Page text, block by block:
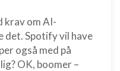
krav om AI-
det. Spotify vil have
også med på
OK, boomer –
at vælge